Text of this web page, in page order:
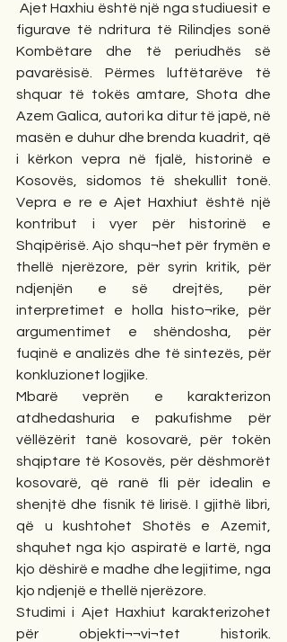
Ajet Haxhiu është një nga studiuesit e
figurave të ndritura të Rilindjes sonë
Kombëtare dhe të periudhës së
pavarësisë. Përmes luftëtarëve të
shquar të tokës amtare, Shota dhe
Azem Galica, autori ka ditur të japë, në
masën e duhur dhe brenda kuadrit, që
i kërkon vepra në fjalë, historinë e
Kosovës, sidomos të shekullit tonë.
Vepra e re e Ajet Haxhiut është një
kontribut i vyer për historinë e
Shqipërisë. Ajo shqu¬het për frymën e
thellë njerëzore, për syrin kritik, për
ndjenjën e së drejtës, për
interpretimet e holla histo¬rike, për
argumentimet e shëndosha, për
fuqinë e analizës dhe të sintezës, për
konkluzionet logjike.
Mbarë veprën e karakterizon
atdhedashuria e pakufishme për
vëllëzërit tanë kosovarë, për tokën
shqiptare të Kosovës, për dëshmorët
kosovarë, që ranë fli për idealin e
shenjtë dhe fisnik të lirisë. I gjithë libri,
që u kushtohet Shotës e Azemit,
shquhet nga kjo aspiratë e lartë, nga
kjo dëshirë e madhe dhe legjitime, nga
kjo ndjenjë e thellë njerëzore.
Studimi i Ajet Haxhiut karakterizohet
për objekti¬¬vi¬tet historik.